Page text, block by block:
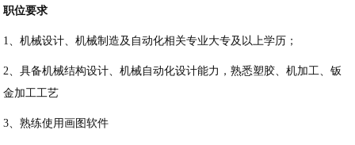
职位要求
1、机械设计、机械制造及自动化相关专业大专及以上学历；
2、具备机械结构设计、机械自动化设计能力，熟悉塑胶、机加工、钣
金加工工艺
3、熟练使用画图软件